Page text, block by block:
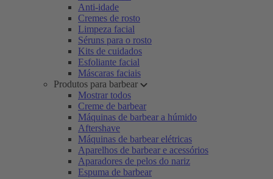
Anti-idade
Cremes de rosto
Limpeza facial
Séruns para o rosto
Kits de cuidados
Esfoliante facial
Máscaras faciais
Produtos para barbear
Mostrar todos
Creme de barbear
Máquinas de barbear a húmido
Aftershave
Máquinas de barbear elétricas
Aparelhos de barbear e acessórios
Aparadores de pelos do nariz
Espuma de barbear